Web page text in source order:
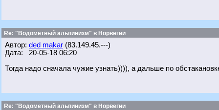
Re: "Водометный альпинизм" в Норвегии
Автор: ded makar (83.149.45.---)
Дата: 20-05-18 06:20
Тогда надо сначала чужие узнать)))), а дальше по
Re: "Водометный альпинизм" в Норвегии